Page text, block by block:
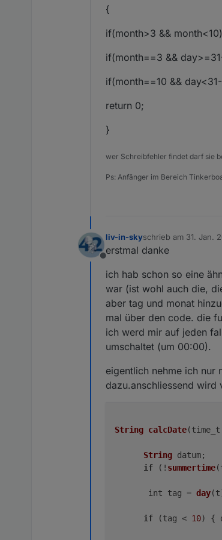
{
if(month>3 &&
if(month==3 &&
if(month==10 &&
return 0;
}
wer Schreibfehler findet darf sie
Ps: Anfänger im Bereich
Offline
liv-in-skyschrieb am 31. Jan.
zuletzt editiert von
erstmal danke
ich hab schon so eine
war (ist wohl auch die,
aber tag und monat
mal über den code. die
ich werd mir auf jeden
umschaltet (um 00:00).
eigentlich nehme ich nur
dazu.anschliessend wird
String calcDate(
String datum;
if (! summertime
       int tag =
day
if (tag < 10) {